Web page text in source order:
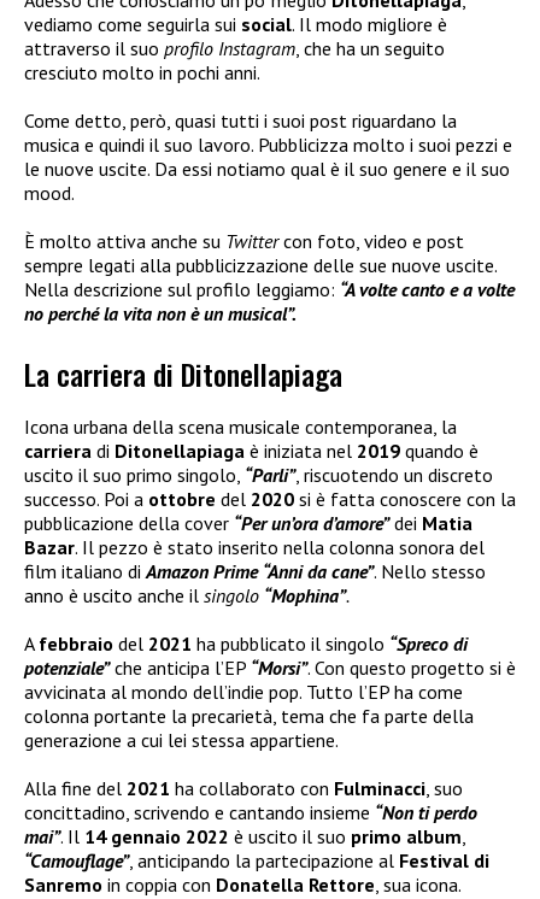
vediamo come seguirla sui social. Il modo migliore è
attraverso il suo profilo Instagram, che ha un seguito
cresciuto molto in pochi anni.
Come detto, però, quasi tutti i suoi post riguardano la
musica e quindi il suo lavoro. Pubblicizza molto i suoi pezzi e
le nuove uscite. Da essi notiamo qual è il suo genere e il suo
mood.
È molto attiva anche su Twittercon foto, video e post
sempre legati alla pubblicizzazione delle sue nuove uscite.
Nella descrizione sul profilo leggiamo: “A volte canto e a volte
no perché la vita non è un musical”.
La carriera di Ditonellapiaga
Icona urbana della scena musicale contemporanea, la
carriera di Ditonellapiaga è iniziata nel 2019 quando è
uscito il suo primo singolo, “Parli”, riscuotendo un discreto
successo. Poi a ottobre del 2020 si è fatta conoscere con la
pubblicazione della cover “Per un’ora d’amore”dei Matia
Bazar. Il pezzo è stato inserito nella colonna sonora del
film italiano di Amazon Prime “Anni da cane”. Nello stesso
anno è uscito anche il singolo “Mophina”.
A febbraio del 2021 ha pubblicato il singolo “Spreco di
potenziale”che anticipa l’EP “Morsi”. Con questo progetto si è
avvicinata al mondo dell’indie pop. Tutto l’EP ha come
colonna portante la precarietà, tema che fa parte della
generazione a cui lei stessa appartiene.
Alla fine del 2021 ha collaborato con Fulminacci, suo
concittadino, scrivendo e cantando insieme “Non ti perdo
mai”. Il 14 gennaio 2022 è uscito il suo primo album,
“Camouflage”, anticipando la partecipazione al Festival di
Sanremo in coppia con Donatella Rettore, sua icona.